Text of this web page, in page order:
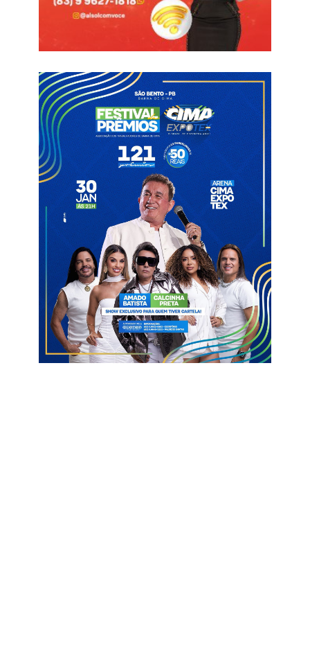
Lagoa – Socorro de Biró
Mato Grosso – Gidalva
Riacho dos Cavalos – Artur Vieira
São Bentinho – Giovana Olimpio
São Bento – Gerfeson Carnaúba
São Domingos – Adeilza Soares
Os três deputados estaduais da região também
compareceram: Marcio Roberto (Republicanos), Galego Souza
(PP) e Gilbertinho Linhares (União Brasil).
Encontrão João Azevedo
Prefeitos Médio Piranhas